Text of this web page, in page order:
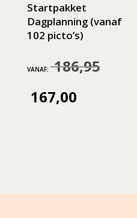
Startpakket
Dagplanning (vanaf
102 picto’s)
VANAF: 186,95
167,00Huidige